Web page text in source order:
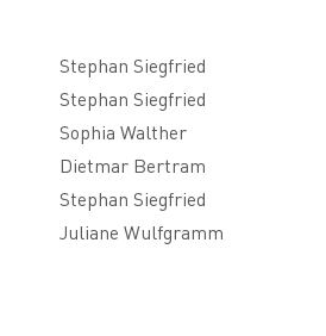
Stephan Siegfried
Stephan Siegfried
Sophia Walther
Dietmar Bertram
Stephan Siegfried
Juliane Wulfgramm